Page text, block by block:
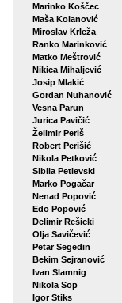
Marinko Koščec
Maša Kolanović
Miroslav Krleža
Ranko Marinković
Matko Meštrović
Nikica Mihaljević
Josip Mlakić
Gordan Nuhanović
Vesna Parun
Jurica Pavičić
Želimir Periš
Robert Perišić
Nikola Petković
Sibila Petlevski
Marko Pogačar
Nenad Popović
Edo Popović
Delimir Rešicki
Olja Savičević
Petar Segedin
Bekim Sejranović
Ivan Slamnig
Nikola Sop
Igor Stiks